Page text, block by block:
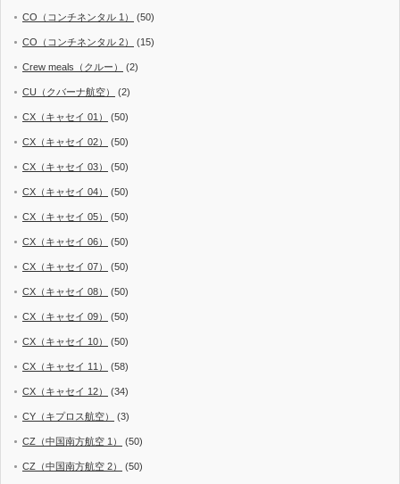
CO（コンチネンタル 1） (50)
CO（コンチネンタル 2） (15)
Crew meals（クルー） (2)
CU（クバーナ航空） (2)
CX（キャセイ 01） (50)
CX（キャセイ 02） (50)
CX（キャセイ 03） (50)
CX（キャセイ 04） (50)
CX（キャセイ 05） (50)
CX（キャセイ 06） (50)
CX（キャセイ 07） (50)
CX（キャセイ 08） (50)
CX（キャセイ 09） (50)
CX（キャセイ 10） (50)
CX（キャセイ 11） (58)
CX（キャセイ 12） (34)
CY（キプロス航空） (3)
CZ（中国南方航空 1） (50)
CZ（中国南方航空 2） (50)